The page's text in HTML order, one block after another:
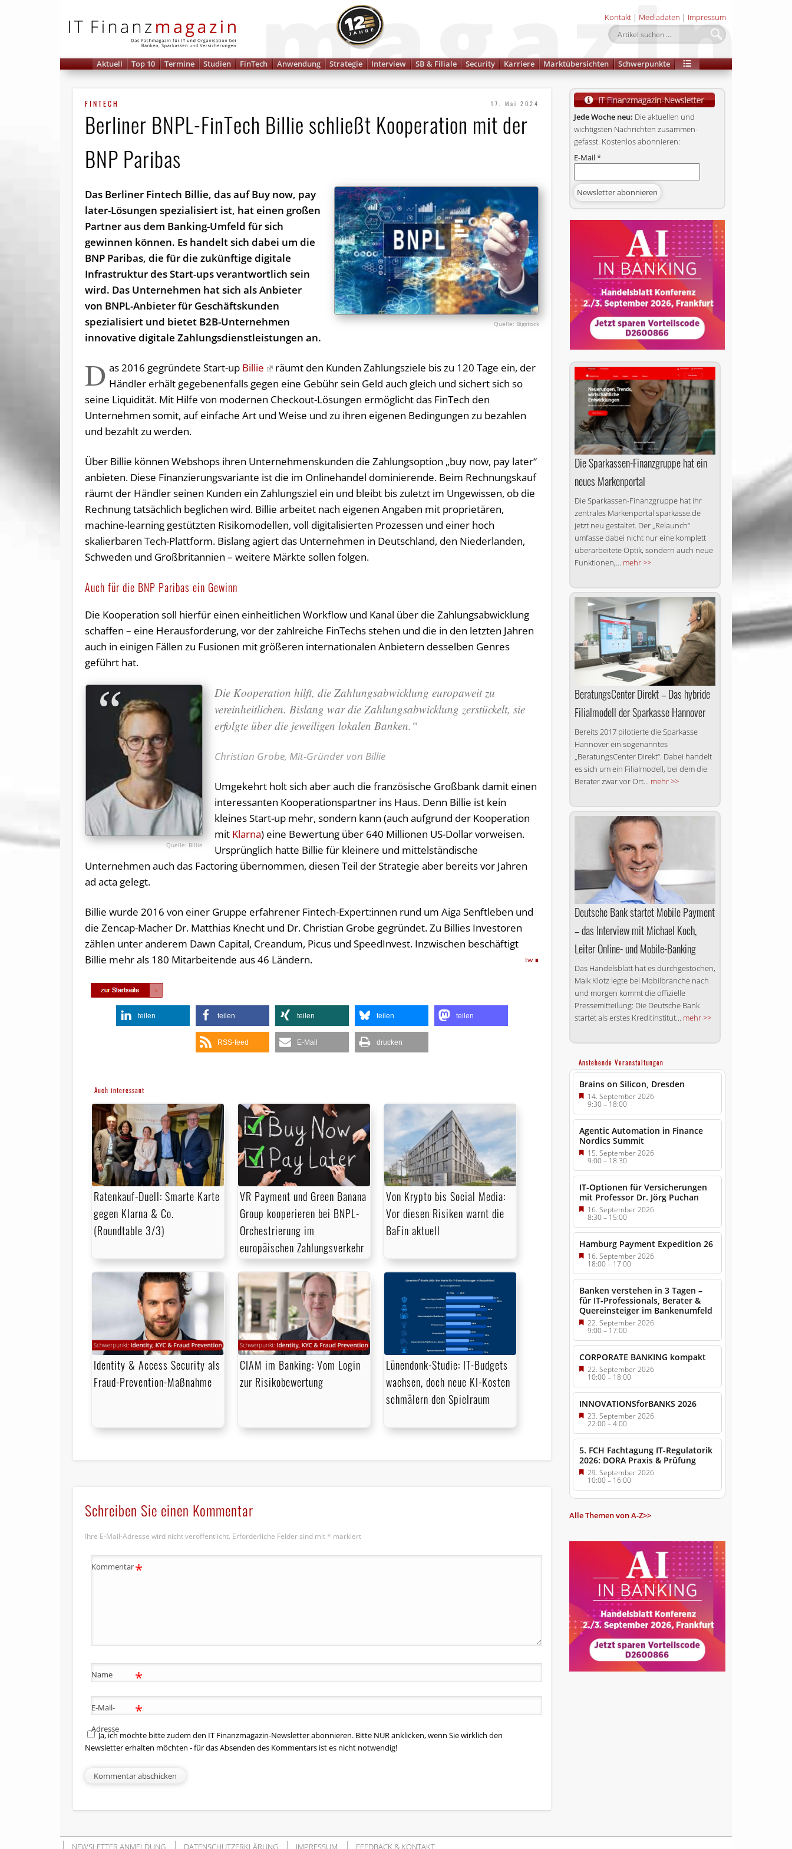
Kontakt | Mediadaten | Impressum
Aktuell Top 10 Termine Studien FinTech Anwendung Strategie Interview SB & Filiale Security Karriere Marktübersichten Schwerpunkte
FINTECH 17. Mai 2024
Berliner BNPL-FinTech Billie schließt Kooperation mit der
BNP Paribas
Bigstock
Das Berliner Fintech Billie, das auf Buy now, pay
later-Lösungen spezialisiert ist, hat einen großen
Partner aus dem Banking-Umfeld für sich
gewinnen können. Es handelt sich dabei um die
BNP Paribas, die für die zukünftige digitale
Infrastruktur des Start-ups verantwortlich sein
wird. Das Unternehmen hat sich als Anbieter
von BNPL-Anbieter für Geschäftskunden
spezialisiert und bietet B2B-Unternehmen
innovative digitale Zahlungsdienstleistungen an.
D as 2016 gegründete Start-up Billie
räumt den Kunden Zahlungsziele bis zu 120 Tage ein, der
Händler erhält gegebenenfalls gegen eine Gebühr sein Geld auch gleich und sichert sich so
seine Liquidität. Mit Hilfe von modernen Checkout-Lösungen ermöglicht das FinTech den
Unternehmen somit, auf einfache Art und Weise und zu ihren eigenen Bedingungen zu bezahlen
und bezahlt zu werden.
Über Billie können Webshops ihren Unternehmenskunden die Zahlungsoption „buy now, pay later“
anbieten. Diese Finanzierungsvariante ist die im Onlinehandel dominierende. Beim Rechnungskauf
räumt der Händler seinen Kunden ein Zahlungsziel ein und bleibt bis zuletzt im Ungewissen, ob die
Rechnung tatsächlich beglichen wird. Billie arbeitet nach eigenen Angaben mit proprietären,
machine-learning gestützten Risikomodellen, voll digitalisierten Prozessen und einer hoch
skalierbaren Tech-Plattform. Bislang agiert das Unternehmen in Deutschland, den Niederlanden,
Schweden und Großbritannien – weitere Märkte sollen folgen.
Auch für die BNP Paribas ein Gewinn
Die Kooperation soll hierfür einen einheitlichen Workflow und Kanal über die Zahlungsabwicklung
schaffen – eine Herausforderung, vor der zahlreiche FinTechs stehen und die in den letzten Jahren
auch in einigen Fällen zu Fusionen mit größeren internationalen Anbietern desselben Genres
geführt hat.
Billie
Die Kooperation hilft, die Zahlungsabwicklung europaweit zu
vereinheitlichen. Bislang war die Zahlungsabwicklung zerstückelt, sie
erfolgte über die jeweiligen lokalen Banken.“
Christian Grobe, Mit-Gründer von Billie
Umgekehrt holt sich aber auch die französische Großbank damit einen
interessanten Kooperationspartner ins Haus. Denn Billie ist kein
kleines Start-up mehr, sondern kann (auch aufgrund der Kooperation
mit Klarna) eine Bewertung über 640 Millionen US-Dollar vorweisen.
Ursprünglich hatte Billie für kleinere und mittelständische
Unternehmen auch das Factoring übernommen, diesen Teil der Strategie aber bereits vor Jahren
ad acta gelegt.
Billie wurde 2016 von einer Gruppe erfahrener Fintech-Expert:innen rund um Aiga Senftleben und
die Zencap-Macher Dr. Matthias Knecht und Dr. Christian Grobe gegründet. Zu Billies Investoren
zählen unter anderem Dawn Capital, Creandum, Picus und SpeedInvest. Inzwischen beschäftigt
Billie mehr als 180 Mitarbeitende aus 46 Ländern.
tw
teilen teilen teilen teilen teilen
RSS-feed E-Mail drucken
Auch interessant
Ratenkauf-Duell: Smarte Karte
gegen Klarna & Co.
(Roundtable 3/3)
VR Payment und Green Banana
Group kooperieren bei BNPL-
Orchestrierung im
europäischen Zahlungsverkehr
Von Krypto bis Social Media:
Vor diesen Risiken warnt die
BaFin aktuell
Identity & Access Security als
Fraud-Prevention-Maßnahme
CIAM im Banking: Vom Login
zur Risikobewertung
Lünendonk-Studie: IT-Budgets
wachsen, doch neue KI-Kosten
schmälern den Spielraum
Schreiben Sie einen Kommentar
Ihre E-Mail-Adresse wird nicht veröffentlicht. Erforderliche Felder sind mit * markiert
Kommentar*
Name *
E-Mail-
Adresse
*
Ja, ich möchte bitte zudem den IT Finanzmagazin-Newsletter abonnieren. Bitte NUR anklicken, wenn Sie wirklich den
Newsletter erhalten möchten - für das Absenden des Kommentars ist es nicht notwendig!
Jede Woche neu: Die aktuellen und
wichtigsten Nachrichten zusammen­
gefasst. Kostenlos abonnieren:
E-Mail*
Die Sparkassen-Finanzgruppe hat ein
neues Markenportal
Die Sparkassen-Finanzgruppe hat ihr
zentrales Markenportal sparkasse.de
jetzt neu gestaltet. Der „Relaunch“
umfasse dabei nicht nur eine komplett
überarbeitete Optik, sondern auch neue
Funktionen,... mehr >>
BeratungsCenter Direkt – Das hybride
Filialmodell der Sparkasse Hannover
Bereits 2017 pilotierte die Sparkasse
Hannover ein sogenanntes
„BeratungsCenter Direkt“. Dabei handelt
es sich um ein Filialmodell, bei dem die
Berater zwar vor Ort... mehr >>
Deutsche Bank startet Mobile Payment
– das Interview mit Michael Koch,
Leiter Online- und Mobile-Banking
Das Handelsblatt hat es durch­ge­stochen,
Maik Klotz legte bei Mobil­branche nach
und morgen kommt die offizielle
Pressemitteilung: Die Deutsche Bank
startet als erstes Kreditinstitut... mehr >>
Anstehende Veranstaltungen
Brains on Silicon, Dresden
14. September 2026
9:30–18:00
Agentic Automation in Finance
Nordics Summit
15. September 2026
9:00–18:30
IT-Optionen für Versicherungen
mit Professor Dr. Jörg Puchan
16. September 2026
8:30–15:00
Hamburg Payment Expedition 26
16. September 2026
18:00– 17:00
Banken verstehen in 3 Tagen –
für IT-Professionals, Berater &
Quereinsteiger im Bankenumfeld
22. September 2026
9:00–17:00
CORPORATE BANKING kompakt
22. September 2026
10:00– 18:00
INNOVATIONSforBANKS 2026
23. September 2026
22:00–4:00
5. FCH Fachtagung IT-Regulatorik
2026: DORA Praxis & Prüfung
29. September 2026
10:00– 16:00
Alle Themen von A-Z>>
NEWSLETTER ANMELDUNG DATENSCHUTZERKLÄRUNG IMPRESSUM FEEDBACK & KONTAKT